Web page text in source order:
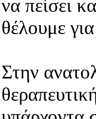
να πείσει
θέλουμε
Στην